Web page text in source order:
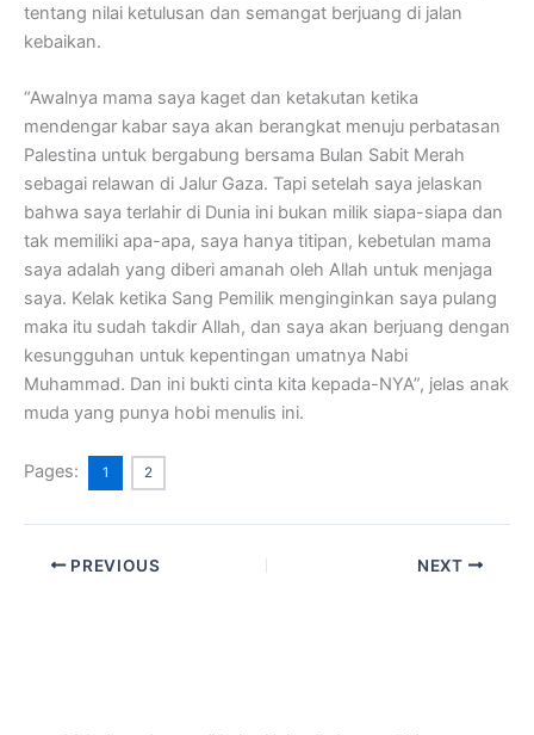
tentang nilai ketulusan dan semangat berjuang di jalan
kebaikan.
“Awalnya mama saya kaget dan ketakutan ketika
mendengar kabar saya akan berangkat menuju perbatasan
Palestina untuk bergabung bersama Bulan Sabit Merah
sebagai relawan di Jalur Gaza. Tapi setelah saya jelaskan
bahwa saya terlahir di Dunia ini bukan milik siapa-siapa dan
tak memiliki apa-apa, saya hanya titipan, kebetulan mama
saya adalah yang diberi amanah oleh Allah untuk menjaga
saya. Kelak ketika Sang Pemilik menginginkan saya pulang
maka itu sudah takdir Allah, dan saya akan berjuang dengan
kesungguhan untuk kepentingan umatnya Nabi
Muhammad. Dan ini bukti cinta kita kepada-NYA”, jelas anak
muda yang punya hobi menulis ini.
Pages: 1 2
PREVIOUS NEXT